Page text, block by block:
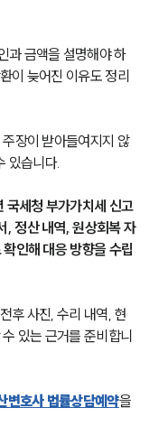
과 금액을 설명해야 하
이 늦어진 이유도 정리
장이 받아들여지지 않
있습니다.
세청 부가가치세 신고
, 정산 내역, 원상회복 자
인해 대응 방향을 수립
후 사진, 수리 내역, 현
있는 근거를 준비합니
변호사 법률상담예약을